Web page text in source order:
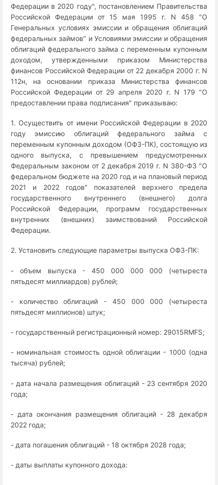
Федерации в 2020 году", постановлением Правительства
Российской Федерации от 15 мая 1995 г. N 458 "О
Генеральных условиях эмиссии и обращения облигаций
федеральных займов" и Условиями эмиссии и обращения
облигаций федерального займа с переменным купонным
доходом, утвержденными приказом Министерства
финансов Российской Федерации от 22 декабря 2000 г. N
112н, на основании приказа Министерства финансов
Российской Федерации от 29 апреля 2020 г. N 179 "О
предоставлении права подписания" приказываю:
1. Осуществить от имени Российской Федерации в 2020
году эмиссию облигаций федерального займа с
переменным купонным доходом (ОФЗ-ПК), состоящую из
одного выпуска, с превышением предусмотренных
Федеральным законом от 2 декабря 2019 г. N 380-ФЗ "О
федеральном бюджете на 2020 год и на плановый период
2021 и 2022 годов" показателей верхнего предела
государственного внутреннего (внешнего) долга
Российской Федерации, программ государственных
внутренних (внешних) заимствований Российской
Федерации.
2. Установить следующие параметры выпуска ОФЗ-ПК:
- объем выпуска - 450 000 000 000 (четыреста
пятьдесят миллиардов) рублей;
- количество облигаций - 450 000 000 (четыреста
пятьдесят миллионов) штук;
- государственный регистрационный номер: 29015RMFS;
- номинальная стоимость одной облигации - 1000 (одна
тысяча) рублей;
- дата начала размещения облигаций - 23 сентября 2020
года;
- дата окончания размещения облигаций - 28 декабря
2022 года;
- дата погашения облигаций - 18 октября 2028 года;
- даты выплаты купонного дохода: